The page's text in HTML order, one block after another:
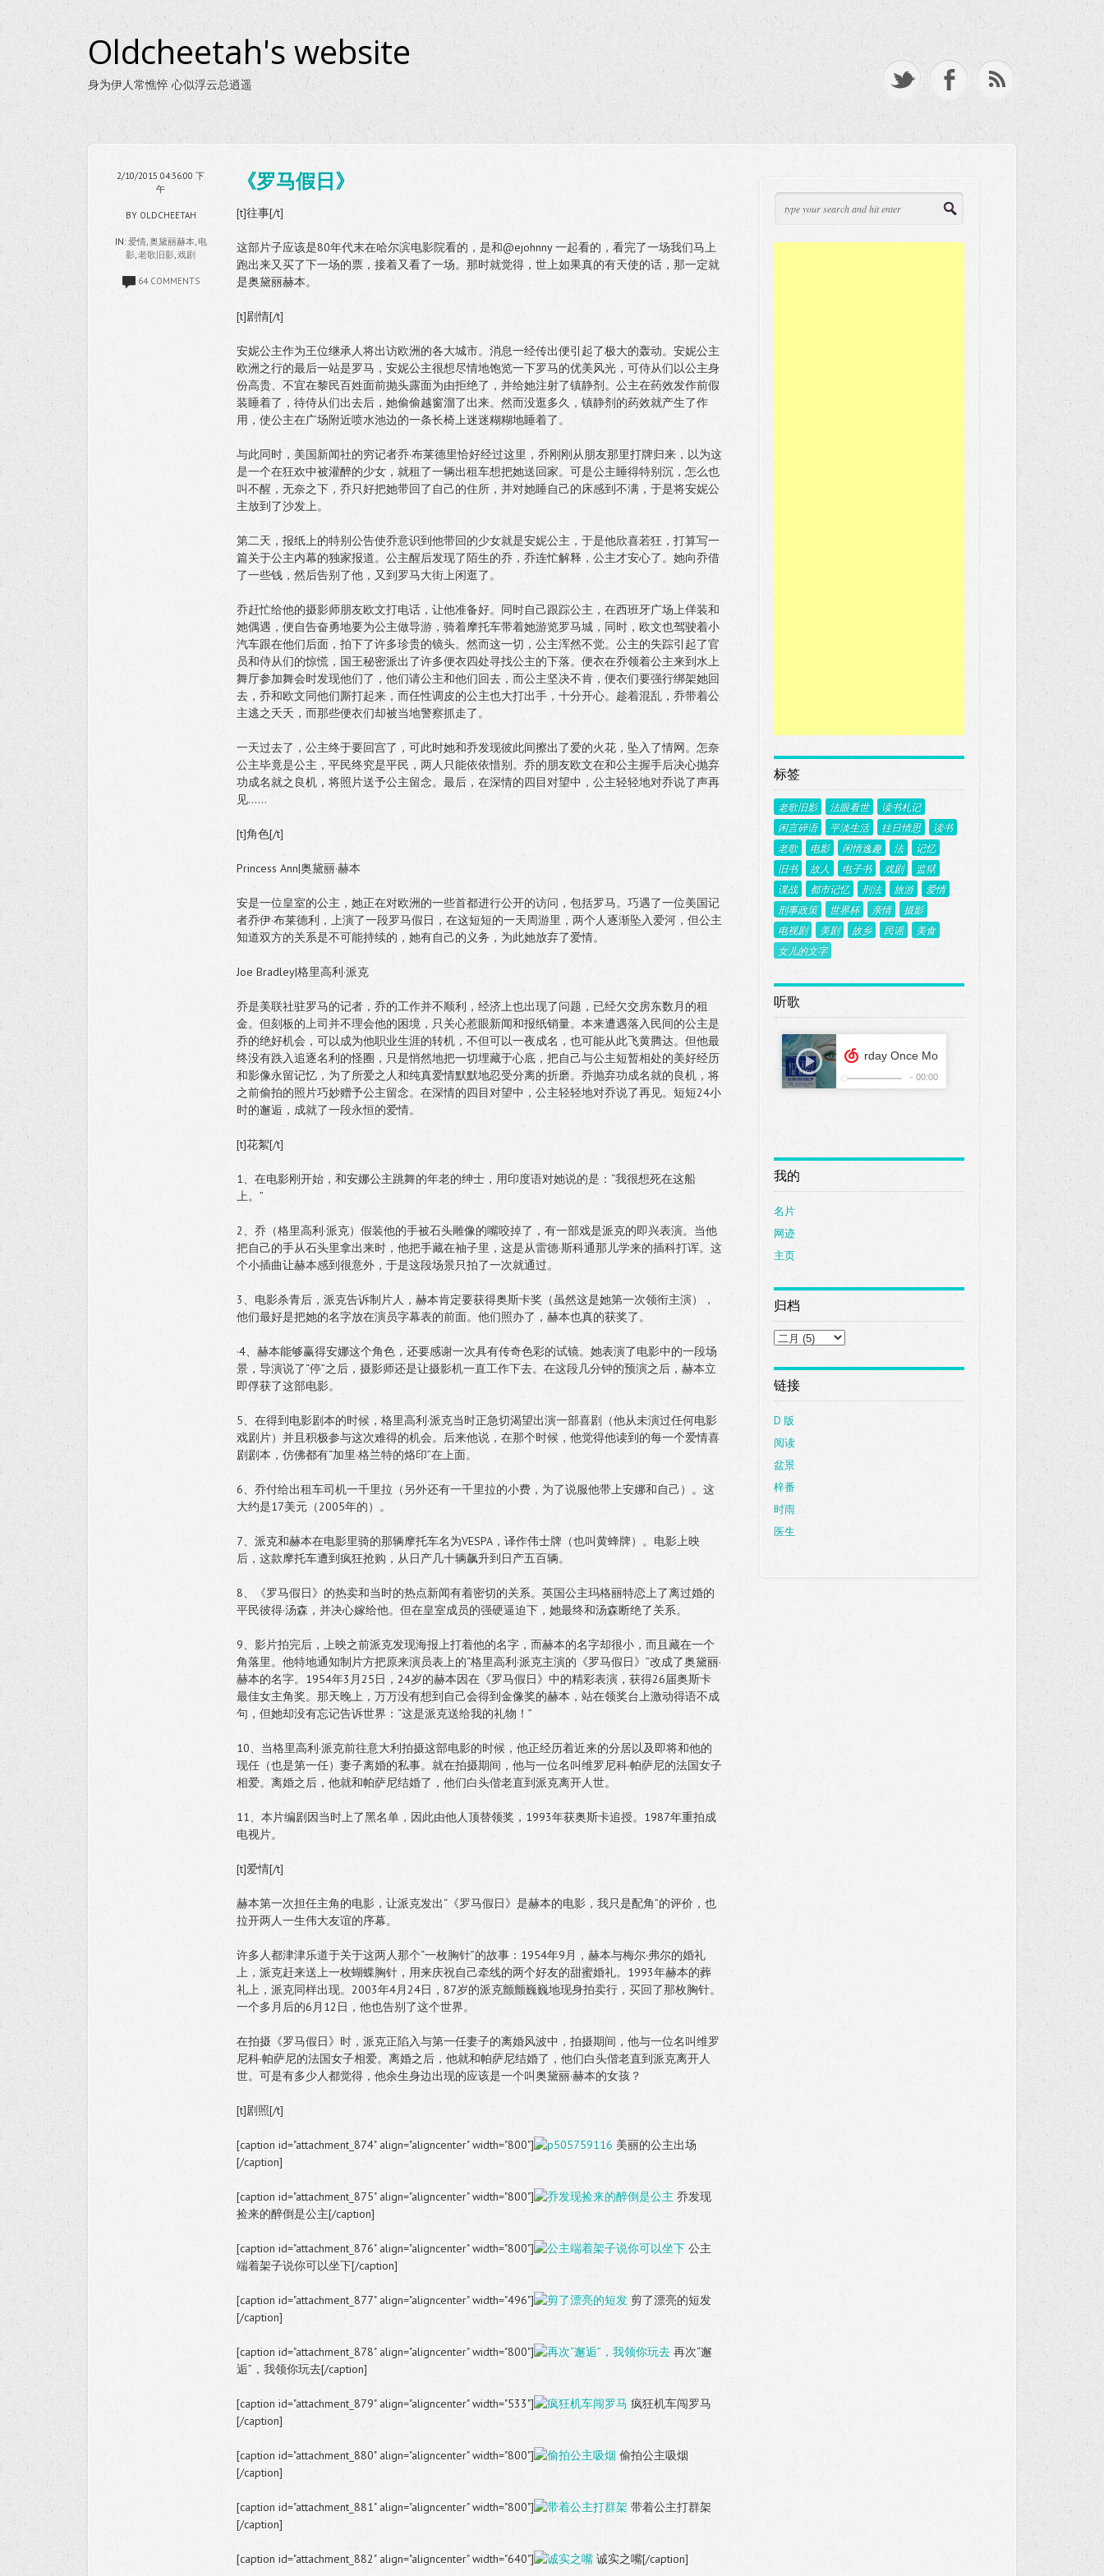
Oldcheetah's website
身为伊人常憔悴 心似浮云总逍遥
2/10/2015 04:36:00 下
午
BY OLDCHEETAH
IN: 爱情,奥黛丽赫本,电
影,老歌旧影,戏剧
64 COMMENTS
《罗马假日》
[t]往事[/t]
这部片子应该是80年代末在哈尔滨电影院看的，是和@ejohnny 一起看的，看完了一场我们马上
跑出来又买了下一场的票，接着又看了一场。那时就觉得，世上如果真的有天使的话，那一定就
是奥黛丽赫本。
[t]剧情[/t]
安妮公主作为王位继承人将出访欧洲的各大城市。消息一经传出便引起了极大的轰动。安妮公主
欧洲之行的最后一站是罗马，安妮公主很想尽情地饱览一下罗马的优美风光，可侍从们以公主身
份高贵、不宜在黎民百姓面前抛头露面为由拒绝了，并给她注射了镇静剂。公主在药效发作前假
装睡着了，待侍从们出去后，她偷偷越窗溜了出来。然而没逛多久，镇静剂的药效就产生了作
用，使公主在广场附近喷水池边的一条长椅上迷迷糊糊地睡着了。
与此同时，美国新闻社的穷记者乔·布莱德里恰好经过这里，乔刚刚从朋友那里打牌归来，以为这
是一个在狂欢中被灌醉的少女，就租了一辆出租车想把她送回家。可是公主睡得特别沉，怎么也
叫不醒，无奈之下，乔只好把她带回了自己的住所，并对她睡自己的床感到不满，于是将安妮公
主放到了沙发上。
第二天，报纸上的特别公告使乔意识到他带回的少女就是安妮公主，于是他欣喜若狂，打算写一
篇关于公主内幕的独家报道。公主醒后发现了陌生的乔，乔连忙解释，公主才安心了。她向乔借
了一些钱，然后告别了他，又到罗马大街上闲逛了。
乔赶忙给他的摄影师朋友欧文打电话，让他准备好。同时自己跟踪公主，在西班牙广场上佯装和
她偶遇，便自告奋勇地要为公主做导游，骑着摩托车带着她游览罗马城，同时，欧文也驾驶着小
汽车跟在他们后面，拍下了许多珍贵的镜头。然而这一切，公主浑然不觉。公主的失踪引起了官
员和侍从们的惊慌，国王秘密派出了许多便衣四处寻找公主的下落。便衣在乔领着公主来到水上
舞厅参加舞会时发现他们了，他们请公主和他们回去，而公主坚决不肯，便衣们要强行绑架她回
去，乔和欧文同他们厮打起来，而任性调皮的公主也大打出手，十分开心。趁着混乱，乔带着公
主逃之夭夭，而那些便衣们却被当地警察抓走了。
一天过去了，公主终于要回宫了，可此时她和乔发现彼此间擦出了爱的火花，坠入了情网。怎奈
公主毕竟是公主，平民终究是平民，两人只能依依惜别。乔的朋友欧文在和公主握手后决心抛弃
功成名就之良机，将照片送予公主留念。最后，在深情的四目对望中，公主轻轻地对乔说了声再
见……
[t]角色[/t]
Princess Ann|奥黛丽·赫本
安是一位皇室的公主，她正在对欧洲的一些首都进行公开的访问，包括罗马。巧遇了一位美国记
者乔伊·布莱德利，上演了一段罗马假日，在这短短的一天周游里，两个人逐渐坠入爱河，但公主
知道双方的关系是不可能持续的，她有自己的义务，为此她放弃了爱情。
Joe Bradley|格里高利·派克
乔是美联社驻罗马的记者，乔的工作并不顺利，经济上也出现了问题，已经欠交房东数月的租
金。但刻板的上司并不理会他的困境，只关心惹眼新闻和报纸销量。本来遭遇落入民间的公主是
乔的绝好机会，可以成为他职业生涯的转机，不但可以一夜成名，也可能从此飞黄腾达。但他最
终没有跌入追逐名利的怪圈，只是悄然地把一切埋藏于心底，把自己与公主短暂相处的美好经历
和影像永留记忆，为了所爱之人和纯真爱情默默地忍受分离的折磨。乔抛弃功成名就的良机，将
之前偷拍的照片巧妙赠予公主留念。在深情的四目对望中，公主轻轻地对乔说了再见。短短24小
时的邂逅，成就了一段永恒的爱情。
[t]花絮[/t]
1、在电影刚开始，和安娜公主跳舞的年老的绅士，用印度语对她说的是：“我很想死在这船
上。”
2、乔（格里高利·派克）假装他的手被石头雕像的嘴咬掉了，有一部戏是派克的即兴表演。当他
把自己的手从石头里拿出来时，他把手藏在袖子里，这是从雷德·斯科通那儿学来的插科打诨。这
个小插曲让赫本感到很意外，于是这段场景只拍了一次就通过。
3、电影杀青后，派克告诉制片人，赫本肯定要获得奥斯卡奖（虽然这是她第一次领衔主演），
他们最好是把她的名字放在演员字幕表的前面。他们照办了，赫本也真的获奖了。
·4、赫本能够赢得安娜这个角色，还要感谢一次具有传奇色彩的试镜。她表演了电影中的一段场
景，导演说了“停”之后，摄影师还是让摄影机一直工作下去。在这段几分钟的预演之后，赫本立
即俘获了这部电影。
5、在得到电影剧本的时候，格里高利·派克当时正急切渴望出演一部喜剧（他从未演过任何电影
戏剧片）并且积极参与这次难得的机会。后来他说，在那个时候，他觉得他读到的每一个爱情喜
剧剧本，仿佛都有“加里·格兰特的烙印”在上面。
6、乔付给出租车司机一千里拉（另外还有一千里拉的小费，为了说服他带上安娜和自己）。这
大约是17美元（2005年的）。
7、派克和赫本在电影里骑的那辆摩托车名为VESPA，译作伟士牌（也叫黄蜂牌）。电影上映
后，这款摩托车遭到疯狂抢购，从日产几十辆飙升到日产五百辆。
8、《罗马假日》的热卖和当时的热点新闻有着密切的关系。英国公主玛格丽特恋上了离过婚的
平民彼得·汤森，并决心嫁给他。但在皇室成员的强硬逼迫下，她最终和汤森断绝了关系。
9、影片拍完后，上映之前派克发现海报上打着他的名字，而赫本的名字却很小，而且藏在一个
角落里。他特地通知制片方把原来演员表上的“格里高利·派克主演的《罗马假日》”改成了奥黛丽·
赫本的名字。1954年3月25日，24岁的赫本因在《罗马假日》中的精彩表演，获得26届奥斯卡
最佳女主角奖。那天晚上，万万没有想到自己会得到金像奖的赫本，站在领奖台上激动得语不成
句，但她却没有忘记告诉世界：“这是派克送给我的礼物！”
10、当格里高利·派克前往意大利拍摄这部电影的时候，他正经历着近来的分居以及即将和他的
现任（也是第一任）妻子离婚的私事。就在拍摄期间，他与一位名叫维罗尼科·帕萨尼的法国女子
相爱。离婚之后，他就和帕萨尼结婚了，他们白头偕老直到派克离开人世。
11、本片编剧因当时上了黑名单，因此由他人顶替领奖，1993年获奥斯卡追授。1987年重拍成
电视片。
[t]爱情[/t]
赫本第一次担任主角的电影，让派克发出“《罗马假日》是赫本的电影，我只是配角”的评价，也
拉开两人一生伟大友谊的序幕。
许多人都津津乐道于关于这两人那个“一枚胸针”的故事：1954年9月，赫本与梅尔·弗尔的婚礼
上，派克赶来送上一枚蝴蝶胸针，用来庆祝自己牵线的两个好友的甜蜜婚礼。1993年赫本的葬
礼上，派克同样出现。2003年4月24日，87岁的派克颤颤巍巍地现身拍卖行，买回了那枚胸针。
一个多月后的6月12日，他也告别了这个世界。
在拍摄《罗马假日》时，派克正陷入与第一任妻子的离婚风波中，拍摄期间，他与一位名叫维罗
尼科·帕萨尼的法国女子相爱。离婚之后，他就和帕萨尼结婚了，他们白头偕老直到派克离开人
世。可是有多少人都觉得，他余生身边出现的应该是一个叫奥黛丽·赫本的女孩？
[t]剧照[/t]
[caption id="attachment_874" align="aligncenter" width="800"]
美丽的公主出场
[/caption]
[caption id="attachment_875" align="aligncenter" width="800"]
乔发现
捡来的醉倒是公主[/caption]
[caption id="attachment_876" align="aligncenter" width="800"]
公主
端着架子说你可以坐下[/caption]
[caption id="attachment_877" align="aligncenter" width="496"]
剪了漂亮的短发
[/caption]
[caption id="attachment_878" align="aligncenter" width="800"]
再次“邂
逅”，我领你玩去[/caption]
[caption id="attachment_879" align="aligncenter" width="533"]
疯狂机车闯罗马
[/caption]
[caption id="attachment_880" align="aligncenter" width="800"]
偷拍公主吸烟
[/caption]
[caption id="attachment_881" align="aligncenter" width="800"]
带着公主打群架
[/caption]
[caption id="attachment_882" align="aligncenter" width="640"] 诚实之嘴[/caption]
标签
老歌旧影 法眼看世
读书札记
闲言碎语
平淡生活 往日情思
读书
老歌
电影 闲情逸趣 法
记忆
旧书
故人 电子书 戏剧
监狱
谍战
都市记忆 刑法 旅游
爱情
刑事政策
世界杯 亲情
摄影
电视剧
美剧 故乡 民谣
美食
女儿的文字
听歌
我的
名片
网迹
主页
归档
链接
D 版
阅读
盆景
梓番
时雨
医生